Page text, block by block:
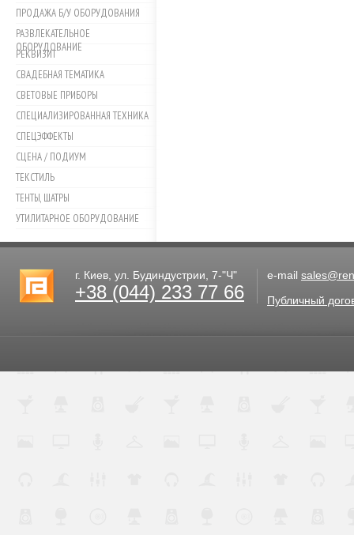
ПРОДАЖА Б/У ОБОРУДОВАНИЯ
РАЗВЛЕКАТЕЛЬНОЕ
ОБОРУДОВАНИЕ
РЕКВИЗИТ
СВАДЕБНАЯ ТЕМАТИКА
СВЕТОВЫЕ ПРИБОРЫ
СПЕЦИАЛИЗИРОВАННАЯ ТЕХНИКА
СПЕЦЭФФЕКТЫ
СЦЕНА / ПОДИУМ
ТЕКСТИЛЬ
ТЕНТЫ, ШАТРЫ
УТИЛИТАРНОЕ ОБОРУДОВАНИЕ
г. Киев, ул. Будиндустрии, 7-"Ч"
+38 (044) 233 77 66
e-mail
Публичный